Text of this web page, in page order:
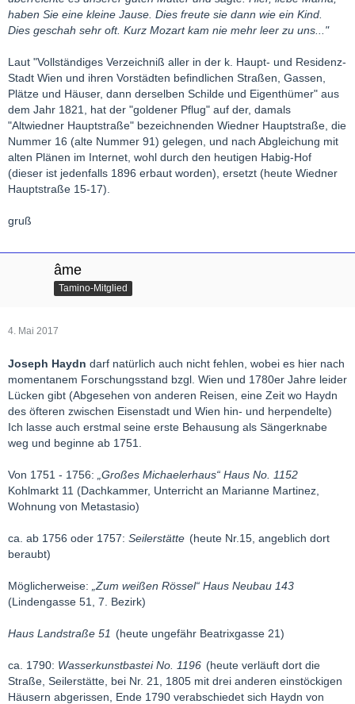
haben Sie eine kleine Jause. Dies freute sie dann wie ein Kind.
Dies geschah sehr oft. Kurz Mozart kam nie mehr leer zu uns..."
Laut "Vollständiges Verzeichniß aller in der k. Haupt- und Residenz-
Stadt Wien und ihren Vorstädten befindlichen Straßen, Gassen,
Plätze und Häuser, dann derselben Schilde und Eigenthümer" aus
dem Jahr 1821, hat der "goldener Pflug" auf der, damals
"Altwiedner Hauptstraße" bezeichnenden Wiedner Hauptstraße, die
Nummer 16 (alte Nummer 91) gelegen, und nach Abgleichung mit
alten Plänen im Internet, wohl durch den heutigen Habig-Hof
(dieser ist jedenfalls 1896 erbaut worden), ersetzt (heute Wiedner
Hauptstraße 15-17).
gruß
âme
Tamino-Mitglied
4. Mai 2017
Joseph Haydn darf natürlich auch nicht fehlen, wobei es hier nach
momentanem Forschungsstand bzgl. Wien und 1780er Jahre leider
Lücken gibt (Abgesehen von anderen Reisen, eine Zeit wo Haydn
des öfteren zwischen Eisenstadt und Wien hin- und herpendelte)
Ich lasse auch erstmal seine erste Behausung als Sängerknabe
weg und beginne ab 1751.
Von 1751 - 1756:
„Großes Michaelerhaus“ Haus No. 1152
Kohlmarkt 11 (Dachkammer, Unterricht an Marianne Martinez,
Wohnung von Metastasio)
ca. ab 1756 oder 1757: Seilerstätte (heute Nr.15, angeblich dort
beraubt)
Möglicherweise:
„Zum weißen Rössel“ Haus Neubau 143
(Lindengasse 51, 7. Bezirk)
Haus Landstraße 51 (heute ungefähr Beatrixgasse 21)
ca. 1790: Wasserkunstbastei No. 1196 (heute verläuft dort die
Straße, Seilerstätte, bei Nr. 21, 1805 mit drei anderen einstöckigen
Häusern abgerissen, Ende 1790 verabschiedet sich Haydn von